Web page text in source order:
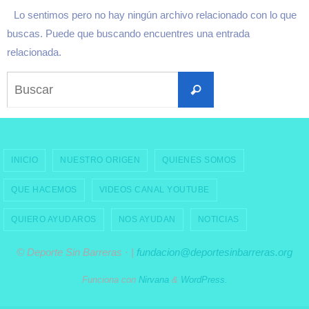
Lo sentimos pero no hay ningún archivo relacionado con lo que
buscas. Puede que buscando encuentres una entrada
relacionada.
Buscar
INICIO NUESTRO ORIGEN QUIENES SOMOS
QUE HACEMOS VIDEOS CANAL YOUTUBE
QUIERO AYUDAROS NOS AYUDAN NOTICIAS
© Deporte Sin Barreras · | fundacion@deportesinbarreras.org
Funciona con Nirvana& WordPress.